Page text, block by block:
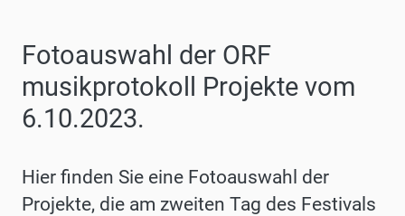
Fotoauswahl der ORF
musikprotokoll Projekte vom
6.10.2023.
Hier finden Sie eine Fotoauswahl der
Projekte, die am zweiten Tag des Festivals